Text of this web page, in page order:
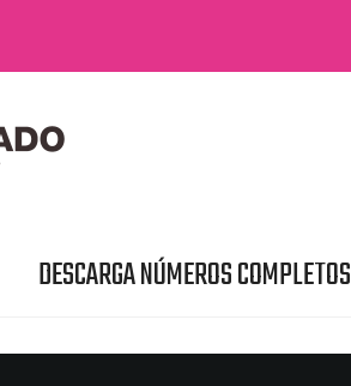
DESCARGA NÚMEROS COMPLETOS